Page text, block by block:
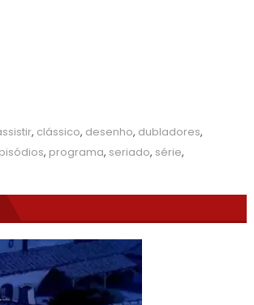
, clássico, desenho, dubladores,
, programa, seriado, série,